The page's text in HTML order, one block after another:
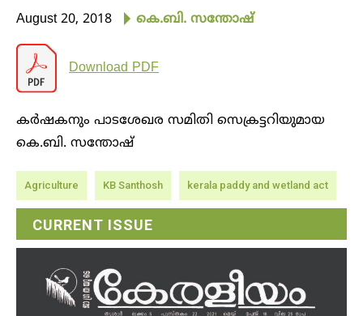
August 20, 2018 കെ.ബി. സന്തോഷ്
Download PDF
കര്‍ഷകനും പാടശേഖര സമിതി സെക്രട്ടറിയുമായ
കെ.ബി. സന്തോഷ്‌
Agriculture KB Santhosh kerala paddy and wetland act
CURRENT ISSUE